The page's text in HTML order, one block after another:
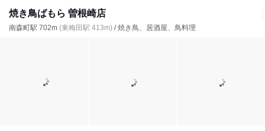
焼き鳥ばもら 曽根崎店
南森町駅 702m (東梅田駅 413m) / 焼き鳥、居酒屋、鳥料理